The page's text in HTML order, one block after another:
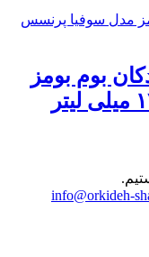
بوم بومز
info@orkideh-